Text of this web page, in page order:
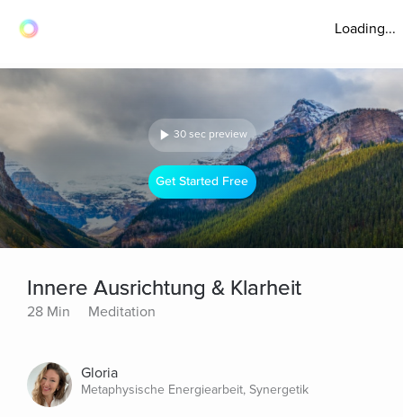
Loading...
30 sec preview
Get Started Free
Innere Ausrichtung & Klarheit
28 Min Meditation
Gloria
Metaphysische Energiearbeit, Synergetik